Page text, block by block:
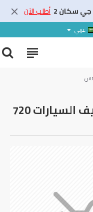
جي سكان 2 أطلب الآن
عربي
ماكينة شحن فريون تكييف السيارات 720